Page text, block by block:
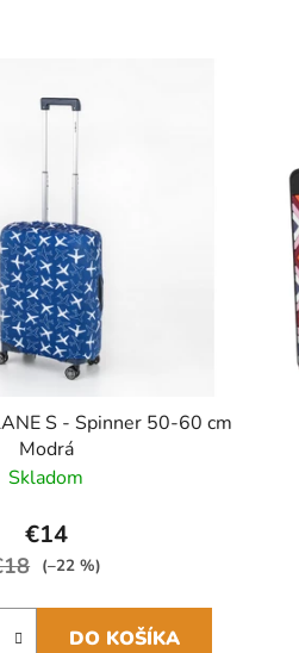
S - Spinner 50-60 cm
Modrá
Skladom
€14
(–22 %)
DO KOŠÍKA